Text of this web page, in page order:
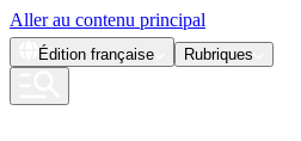
Aller au contenu principal
Édition française Rubriques